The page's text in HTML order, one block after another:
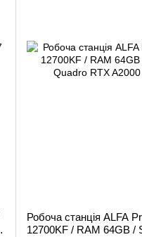
Робоча станція ALFA
12700KF / RAM 64GB /